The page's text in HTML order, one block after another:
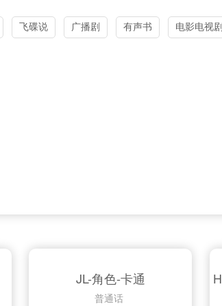
飞碟说 广播剧 有声书 电影电视剧
JL-角色-卡通
普通话